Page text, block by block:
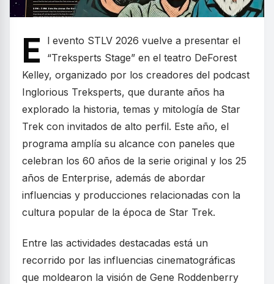
E
l evento STLV 2026 vuelve a presentar el
“Treksperts Stage” en el teatro DeForest
Kelley, organizado por los creadores del podcast
Inglorious Treksperts, que durante años ha
explorado la historia, temas y mitología de Star
Trek con invitados de alto perfil. Este año, el
programa amplía su alcance con paneles que
celebran los 60 años de la serie original y los 25
años de Enterprise, además de abordar
influencias y producciones relacionadas con la
cultura popular de la época de Star Trek.
Entre las actividades destacadas está un
recorrido por las influencias cinematográficas
que moldearon la visión de Gene Roddenberry